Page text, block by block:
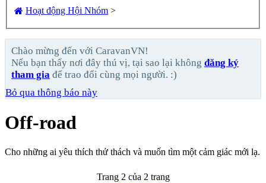
Hoạt động Hội Nhóm >
Chào mừng đến với CaravanVN!
Nếu bạn thấy nơi đây thú vị, tại sao lại không đăng ký
tham gia để trao đổi cùng mọi người. :)
Bỏ qua thông báo này
Off-road
Cho những ai yêu thích thử thách và muốn tìm một cảm giác mới lạ.
Trang 2 của 2 trang